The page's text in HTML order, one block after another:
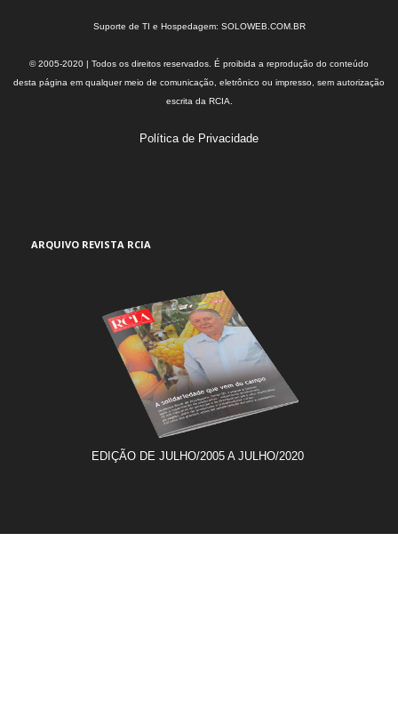
Suporte de TI e Hospedagem: SOLOWEB.COM.BR
© 2005-2020 | Todos os direitos reservados. É proibida a reprodução do conteúdo
desta página em qualquer meio de comunicação, eletrônico ou impresso, sem autorização
escrita da RCIA.
Política de Privacidade
ARQUIVO REVISTA RCIA
EDIÇÃO DE JULHO/2005 A JULHO/2020